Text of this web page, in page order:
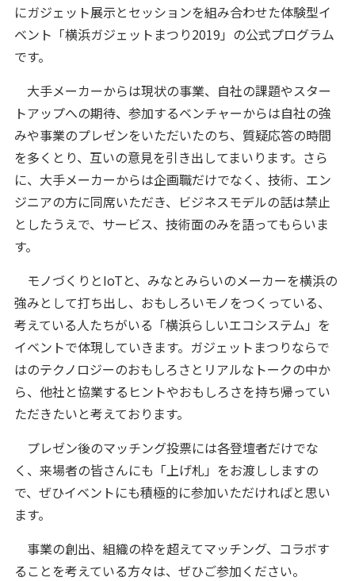
にガジェット展示とセッションを組み合わせた体験型イ
ベント「横浜ガジェットまつり2019」の公式プログラム
です。
大手メーカーからは現状の事業、自社の課題やスター
トアップへの期待、参加するベンチャーからは自社の強
みや事業のプレゼンをいただいたのち、質疑応答の時間
を多くとり、互いの意見を引き出してまいります。さら
に、大手メーカーからは企画職だけでなく、技術、エン
ジニアの方に同席いただき、ビジネスモデルの話は禁止
としたうえで、サービス、技術面のみを語ってもらいま
す。
モノづくりとIoTと、みなとみらいのメーカーを横浜の
強みとして打ち出し、おもしろいモノをつくっている、
考えている人たちがいる「横浜らしいエコシステム」を
イベントで体現していきます。ガジェットまつりならで
はのテクノロジーのおもしろさとリアルなトークの中か
ら、他社と協業するヒントやおもしろさを持ち帰ってい
ただきたいと考えております。
プレゼン後のマッチング投票には各登壇者だけでな
く、来場者の皆さんにも「上げ札」をお渡ししますの
で、ぜひイベントにも積極的に参加いただければと思い
ます。
事業の創出、組織の枠を超えてマッチング、コラボす
ることを考えている方々は、ぜひご参加ください。